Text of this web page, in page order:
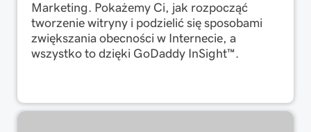
Marketing. Pokażemy Ci, jak rozpocząć
tworzenie witryny i podzielić się sposobami
zwiększania obecności w Internecie, a
wszystko to dzięki GoDaddy InSight™.